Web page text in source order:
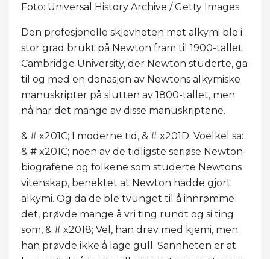
Foto: Universal History Archive / Getty Images
Den profesjonelle skjevheten mot alkymi ble i
stor grad brukt på Newton fram til 1900-tallet.
Cambridge University, der Newton studerte, ga
til og med en donasjon av Newtons alkymiske
manuskripter på slutten av 1800-tallet, men
nå har det mange av disse manuskriptene.
& # x201C; I moderne tid, & # x201D; Voelkel sa:
& # x201C; noen av de tidligste seriøse Newton-
biografene og folkene som studerte Newtons
vitenskap, benektet at Newton hadde gjort
alkymi. Og da de ble tvunget til å innrømme
det, prøvde mange å vri ting rundt og si ting
som, & # x2018; Vel, han drev med kjemi, men
han prøvde ikke å lage gull. Sannheten er at